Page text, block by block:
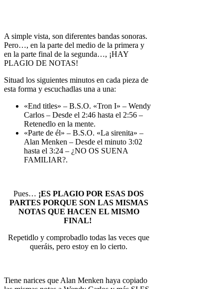
A simple vista, son diferentes bandas sonoras.
Pero…, en la parte del medio de la primera y
en la parte final de la segunda…, ¡HAY
PLAGIO DE NOTAS!
Situad los siguientes minutos en cada pieza de
esta forma y escuchadlas una a una:
«End titles» – B.S.O. «Tron I» – Wendy
Carlos – Desde el 2:46 hasta el 2:56 –
Retenedlo en la mente.
«Parte de él» – B.S.O. «La sirenita» –
Alan Menken – Desde el minuto 3:02
hasta el 3:24 – ¿NO OS SUENA
FAMILIAR?.
Pues… ¡ES PLAGIO POR ESAS DOS
PARTES PORQUE SON LAS MISMAS
NOTAS QUE HACEN EL MISMO
FINAL!
Repetidlo y comprobadlo todas las veces que
queráis, pero estoy en lo cierto.
Tiene narices que Alan Menken haya copiado